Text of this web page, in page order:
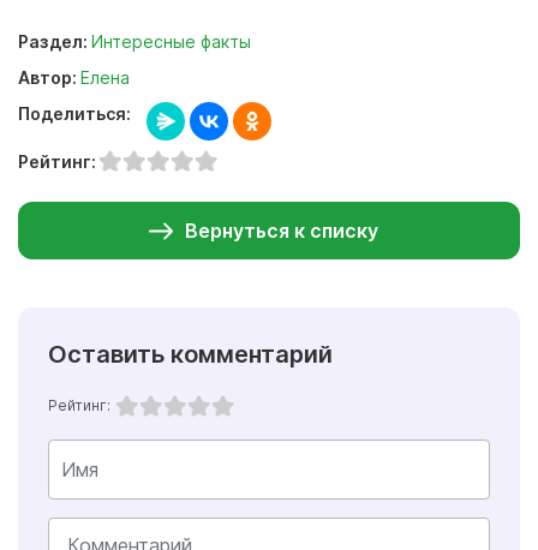
Раздел: Интересные факты
Автор: Елена
Поделиться:
Рейтинг:
Вернуться к списку
Оставить комментарий
Рейтинг: